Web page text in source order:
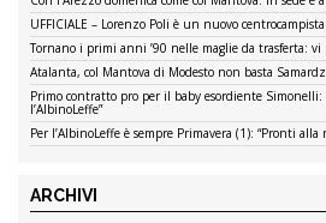
UFFICIALE – Lorenzo Poli è un nuovo
Tornano i primi anni ’90 nelle maglie da trasferta: vi
Atalanta, col Mantova di Modesto non basta
Primo contratto pro per il baby esordiente
l’AlbinoLeffe”
Per l’AlbinoLeffe è sempre Primavera (1): “Pronti
ARCHIVI